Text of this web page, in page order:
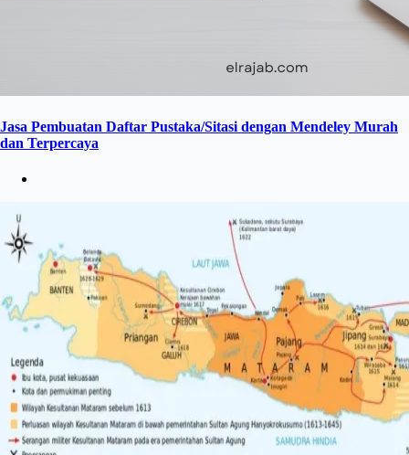
Jasa Pembuatan Daftar Pustaka/Sitasi dengan Mendeley Murah
dan Terpercaya